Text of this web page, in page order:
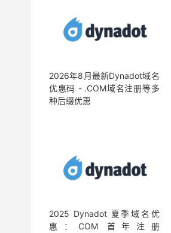
2026年8月最新Dynadot域名
优惠码 - .COM域名注册等多
种后缀优惠
2025 Dynadot 夏季域名优
惠：COM 首年注册